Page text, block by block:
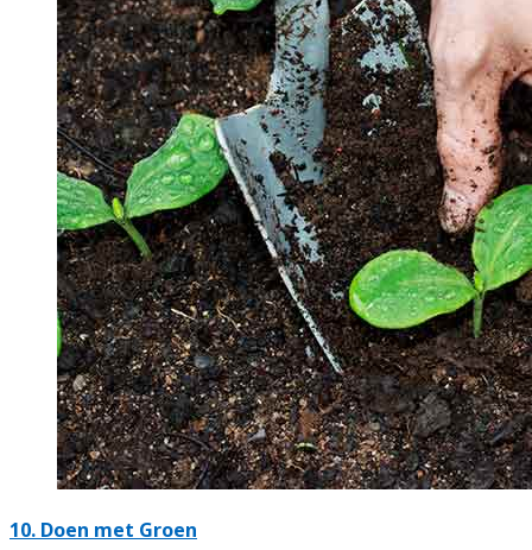
10. Doen met Groen